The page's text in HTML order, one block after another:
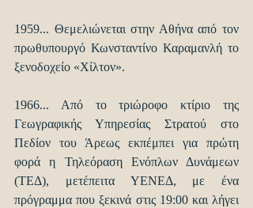
1959... Θεμελιώνεται στην Αθήνα από τον
πρωθυπουργό Κωνσταντίνο Καραμανλή το
ξενοδοχείο «Χίλτον».
1966... Από το τριώροφο κτίριο της
Γεωγραφικής Υπηρεσίας Στρατού στο
Πεδίον του Άρεως εκπέμπει για πρώτη
φορά η Τηλεόραση Ενόπλων Δυνάμεων
(ΤΕΔ), μετέπειτα ΥΕΝΕΔ, με ένα
πρόγραμμα που ξεκινά στις 19:00 και λήγει